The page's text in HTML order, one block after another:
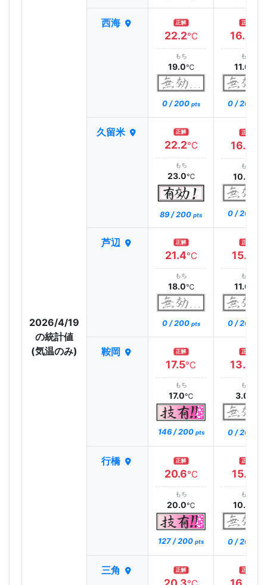
2026/4/19
の統計値
(気温のみ)
西海 正解
22.2℃
もち
19.0℃
0 / 200 pts
正解
16.3
もち
11.0
0 / 200
久留米 正解
22.2℃
もち
23.0℃
89 / 200 pts
正解
16.6
もち
10.0
0 / 200
芦辺 正解
21.4℃
もち
18.0℃
0 / 200 pts
正解
15.1
もち
11.0
0 / 200
鞍岡 正解
17.5℃
もち
17.0℃
146 / 200 pts
正解
13.0
もち
3.0
0 / 200
行橋 正解
20.6℃
もち
20.0℃
127 / 200 pts
正解
15.1
もち
10.0
0 / 200
三角 正解 正解